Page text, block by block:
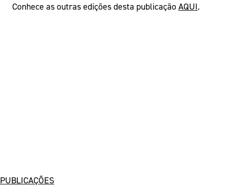
Conhece as outras edições desta publicação AQUI.
PUBLICAÇÕES